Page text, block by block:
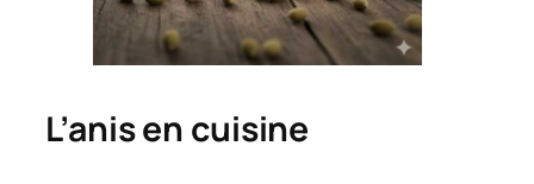
L’anis en cuisine